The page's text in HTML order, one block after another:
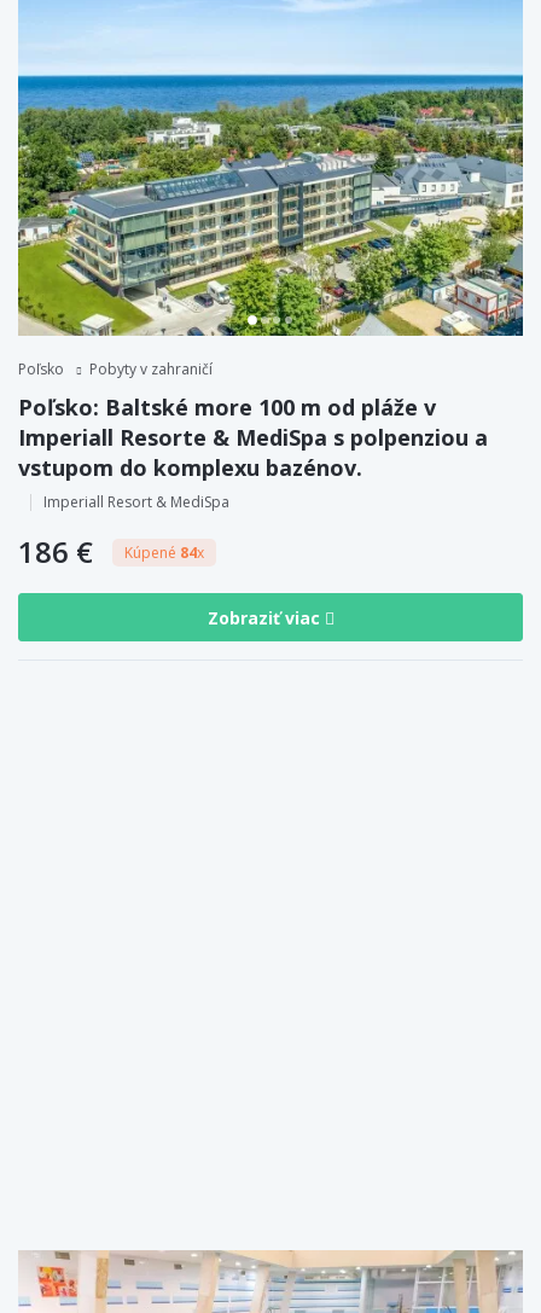
Poľsko Pobyty v zahraničí
Poľsko: Baltské more 100 m od pláže v
Imperiall Resorte & MediSpa s polpenziou a
vstupom do komplexu bazénov.
Imperiall Resort & MediSpa
186 € Kúpené 84x
Zobraziť viac